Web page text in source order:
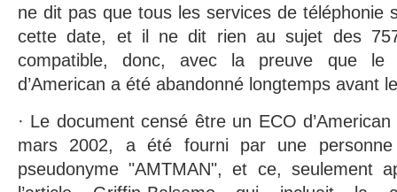
ne dit pas que tous les services de téléphonie
cette date, et il ne dit rien au sujet des
compatible, donc, avec la preuve que
d’American a été abandonné longtemps avant
· Le document censé être un ECO
mars 2002, a été fourni par une
pseudonyme "AMTMAN", et ce, seulement